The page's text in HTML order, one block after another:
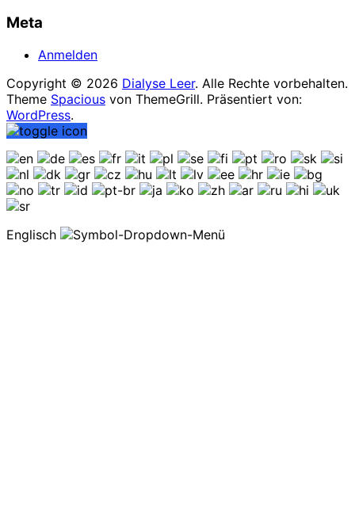
Meta
Anmelden
Copyright © 2026 Dialyse Leer. Alle Rechte vorbehalten.
Theme Spacious von ThemeGrill. Präsentiert von:
WordPress.
Englisch